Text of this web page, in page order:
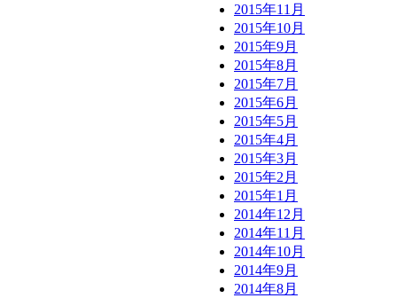
2015年11月
2015年10月
2015年9月
2015年8月
2015年7月
2015年6月
2015年5月
2015年4月
2015年3月
2015年2月
2015年1月
2014年12月
2014年11月
2014年10月
2014年9月
2014年8月